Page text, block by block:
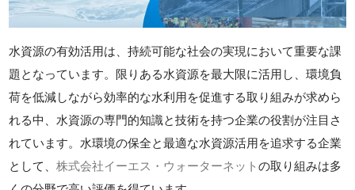
水資源の有効活用は、持続可能な社会の実現において重要な課
題となっています。限りある水資源を最大限に活用し、環境負
荷を低減しながら効率的な水利用を促進する取り組みが求めら
れる中、水資源の専門的知識と技術を持つ企業の役割が注目さ
れています。水環境の保全と最適な水資源活用を追求する企業
として、株式会社イーエス・ウォーターネットの取り組みは多